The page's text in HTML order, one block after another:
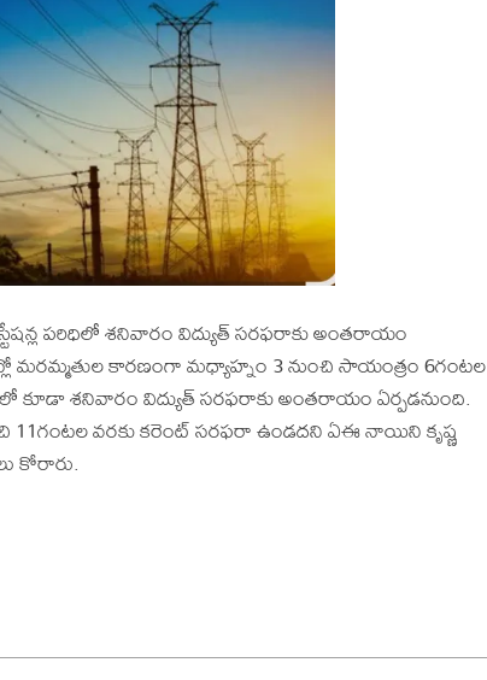
పరిధిలో శనివారం విద్యుత్ సరఫరాకు అంతరాయం
మరమ్మతుల కారణంగా మధ్యాహ్నం 3 నుంచి సాయంత్రం 6గంటల
కూడా శనివారం విద్యుత్ సరఫరాకు అంతరాయం ఏర్పడనుంది.
వరకు కరెంట్ సరఫరా ఉండదని ఏఈ నాయిని కృష్ణ
కోరారు.